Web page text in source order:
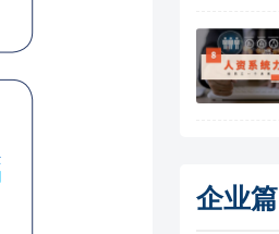
企业篇